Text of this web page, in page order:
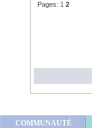
Pages: 1 2
COMMUNAUTÉ